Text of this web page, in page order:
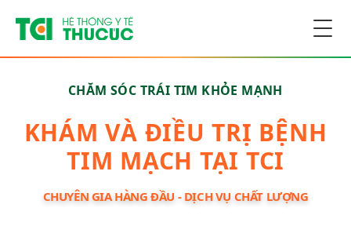
CHĂM SÓC TRÁI TIM KHỎE MẠNH
KHÁM VÀ ĐIỀU TRỊ BỆNH
TIM MẠCH TẠI TCI
CHUYÊN GIA HÀNG ĐẦU - DỊCH VỤ CHẤT LƯỢNG